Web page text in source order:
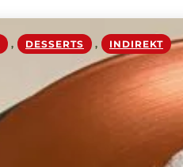
, DESSERTS , INDIREKT